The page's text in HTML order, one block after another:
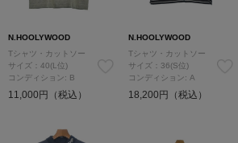
N.HOOLYWOOD
Tシャツ・カットソー
サイズ：40(L位)
コンディション: B
11,000円（税込）
N.HOOLYWOOD
Tシャツ・カットソー
サイズ：36(S位)
コンディション: A
18,200円（税込）